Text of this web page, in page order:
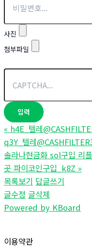
사진
첨부파일
« h4E_텔레
q3Y_텔레
솔라나현금화 sol구입 리
곳 파이코인구입_k8Z »
목록보기 답글쓰기
글수정 글삭제
Powered by KBoard
이용약관